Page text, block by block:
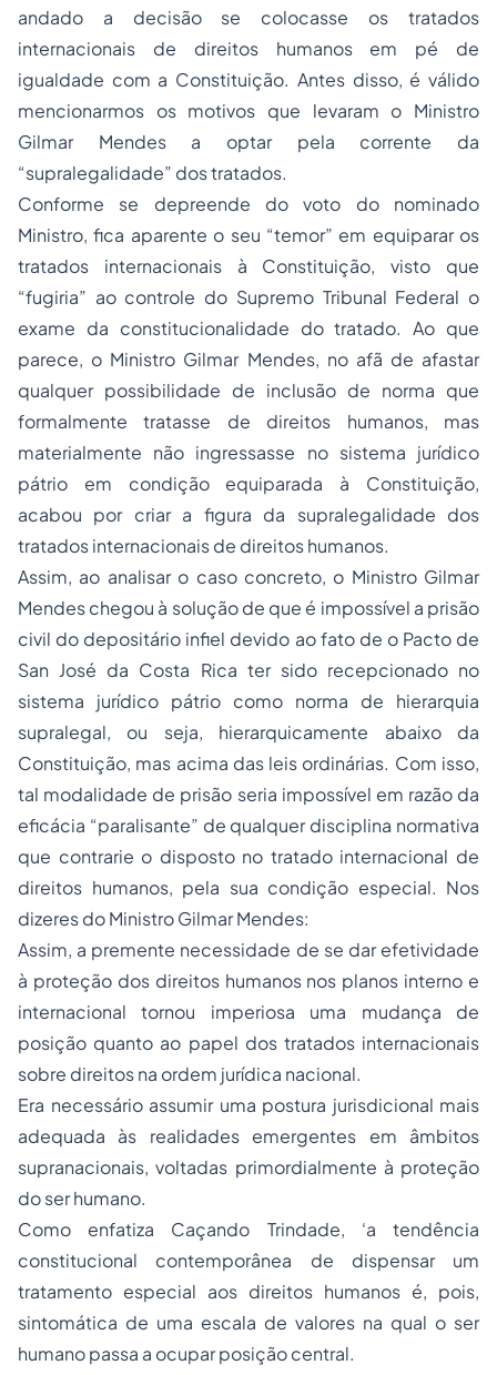
andado a decisão se colocasse os tratados
internacionais de direitos humanos em pé de
igualdade com a Constituição. Antes disso, é válido
mencionarmos os motivos que levaram o Ministro
Gilmar Mendes a optar pela corrente da
“supralegalidade” dos tratados.
Conforme se depreende do voto do nominado
Ministro, fica aparente o seu “temor” em equiparar os
tratados internacionais à Constituição, visto que
“fugiria” ao controle do Supremo Tribunal Federal o
exame da constitucionalidade do tratado. Ao que
parece, o Ministro Gilmar Mendes, no afã de afastar
qualquer possibilidade de inclusão de norma que
formalmente tratasse de direitos humanos, mas
materialmente não ingressasse no sistema jurídico
pátrio em condição equiparada à Constituição,
acabou por criar a figura da supralegalidade dos
tratados internacionais de direitos humanos.
Assim, ao analisar o caso concreto, o Ministro Gilmar
Mendes chegou à solução de que é impossível a prisão
civil do depositário infiel devido ao fato de o Pacto de
San José da Costa Rica ter sido recepcionado no
sistema jurídico pátrio como norma de hierarquia
supralegal, ou seja, hierarquicamente abaixo da
Constituição, mas acima das leis ordinárias. Com isso,
tal modalidade de prisão seria impossível em razão da
eficácia “paralisante” de qualquer disciplina normativa
que contrarie o disposto no tratado internacional de
direitos humanos, pela sua condição especial. Nos
dizeres do Ministro Gilmar Mendes:
Assim, a premente necessidade de se dar efetividade
à proteção dos direitos humanos nos planos interno e
internacional tornou imperiosa uma mudança de
posição quanto ao papel dos tratados internacionais
sobre direitos na ordem jurídica nacional.
Era necessário assumir uma postura jurisdicional mais
adequada às realidades emergentes em âmbitos
supranacionais, voltadas primordialmente à proteção
do ser humano.
Como enfatiza Caçando Trindade, ‘a tendência
constitucional contemporânea de dispensar um
tratamento especial aos direitos humanos é, pois,
sintomática de uma escala de valores na qual o ser
humano passa a ocupar posição central.